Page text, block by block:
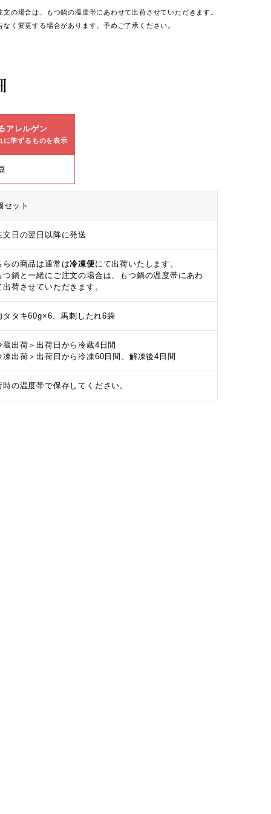
の場合は、もつ鍋の温度帯にあわせて出荷させていただきます。
く変更する場合があります。予めご了承ください。
アレルゲン
に準ずるものを表示
セット
文日の翌日以降に発送
らの商品は通常は冷凍便にて出荷いたします。
鍋と一緒にご注文の場合は、もつ鍋の温度帯にあわ
出荷させていただきます。
タタキ60g×6、馬刺したれ6袋
蔵出荷＞出荷日から冷蔵4日間
凍出荷＞出荷日から冷凍60日間、解凍後4日間
時の温度帯で保存してください。